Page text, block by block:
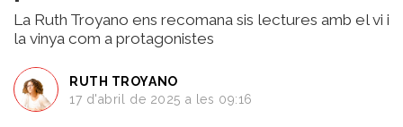
del
canvi
i
Sostenibilitat
La Ruth Troyano ens recomana sis lectures amb el vi i
la vinya com a protagonistes
RUTH TROYANO
17 d'abril de 2025 a les 09:16